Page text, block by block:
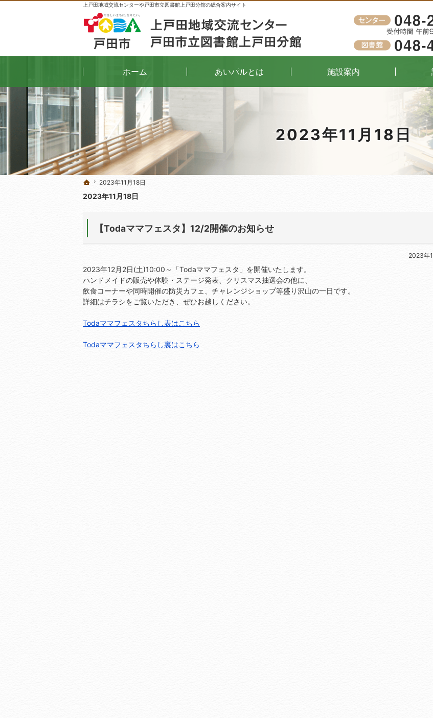
2023年11月18日
上戸田地域交流センターや戸田市立図書館上戸田分館の総合案内サイト
ホーム
2023年11月18日
2023年11月18日
【Todaママフェスタ】12/2開催のお知らせ
2023年
2023年12月2日(土)10:00～「Todaママフェスタ」を開催いたします。
ハンドメイドの販売や体験・ステージ発表、クリスマス抽選会の他に、
飲食コーナーや同時開催の防災カフェ、チャレンジショップ等盛り沢山の一日です。
詳細はチラシをご覧いただき、ぜひお越しください。
Todaママフェスタちらし表はこちら
Todaママフェスタちらし裏はこちら
ホーム
2023年11月18日
受付時間
午前9時～午後8時（窓口）
ホーム あいパルとは 施設案内